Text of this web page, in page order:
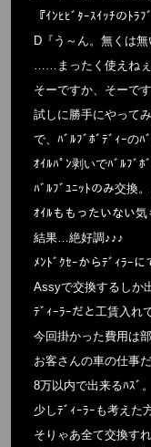
『ｲﾝﾋﾋﾞﾀｰｽｲｯﾁのﾄﾗ
D『う～ん。無くは無
……まったく使えねぇ
そーですか、そーで
試しに勝手にやってみ
で、ﾊﾞﾙﾌﾞﾎﾞﾃﾞｨｰのﾊ
ｵｲﾙﾊﾟﾝ剥いでﾊﾞﾙﾌﾞﾎ
ﾊﾞﾙﾌﾞﾕﾆｯﾄのみ交換。
ｵｲﾙももったいない気
結果…絶好調♪♪♪
ﾒﾝﾄﾞｸｾｰからﾃﾞｨﾗｰに
Assyで交換するしか
ﾃﾞｨｰﾗｰだと工賃入れ
今回掛かった費用は
お客さんの車の仕事
8万以内で出来るﾊｽﾞ。
少しﾃﾞｨｰﾗｰも考えた
そりゃあ全て交換すれ